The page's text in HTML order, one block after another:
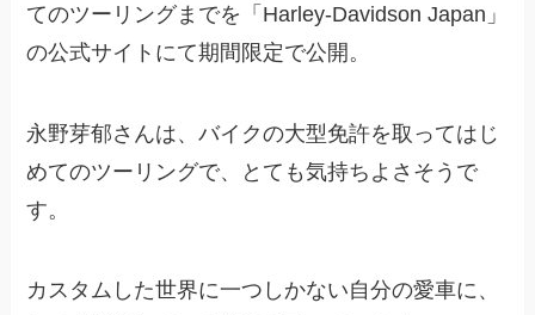
てのツーリングまでを「Harley-Davidson Japan」
の公式サイトにて期間限定で公開。
永野芽郁さんは、バイクの大型免許を取ってはじ
めてのツーリングで、とても気持ちよさそうで
す。
カスタムした世界に一つしかない自分の愛車に、